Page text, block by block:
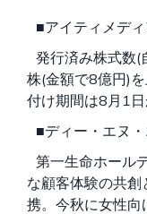
■アイティメデ
発行済み株式数
株(金額で8億円)
付け期間は8月1
■ディー・エヌ
第一生命ホール
な顧客体験の共
携。今秋に女性向